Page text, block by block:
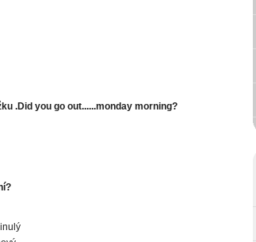
.Did you go out......monday morning?